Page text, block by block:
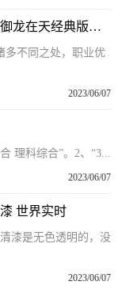
御龙在天和御龙在天经典版有什么区别_御龙在天经典版和御龙在天有什么区别
多不同之处，职业优
2023/06/07
理科综合”。2、“3...
2023/06/07
世界实时
漆是无色透明的，没
2023/06/07